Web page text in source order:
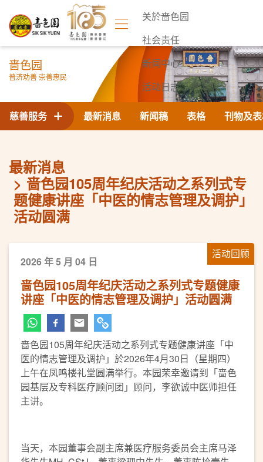
关於啬色园
社会责任
新闻中心
活动日志
联络我们
啬色园
普济劝善 崇善惠民
最新消息 新闻稿 表格 刊物及
慈善服务
最新消息
啬色园105周年纪庆活动之系列式专
题健康讲座「中医的情志管理及调护」
活动圆满
活动回顾
2026 年 5 月 04 日
啬色园105周年纪庆活动之系列式专题健康
讲座「中医的情志管理及调护」活动圆满
啬色园105周年纪庆活动之系列式专题健康讲座「中
医的情志管理及调护」於2026年4月30日（星期四）
上午在凤鸣楼礼堂圆满举行。本园荣幸邀请到「啬色
园基层及专科医疗顾问团」顾问，李欲诚中医师担任
主讲。
当天，本园董事会副主席兼医疗服务委员会主席马泽